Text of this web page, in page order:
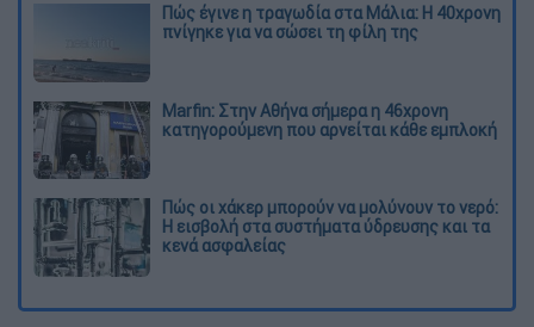
Πώς έγινε η τραγωδία στα Μάλια: Η 40χρονη
πνίγηκε για να σώσει τη φίλη της
Marfin: Στην Αθήνα σήμερα η 46χρονη
κατηγορούμενη που αρνείται κάθε εμπλοκή
Πώς οι χάκερ μπορούν να μολύνουν το νερό:
Η εισβολή στα συστήματα ύδρευσης και τα
κενά ασφαλείας